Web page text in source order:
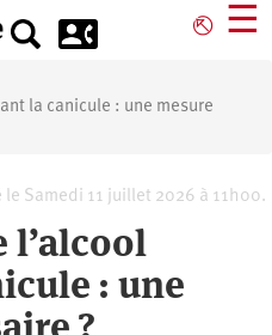
⎋ ☰
la canicule : une mesure
le Samedi 11 juillet 2026 à 11h00.
: une